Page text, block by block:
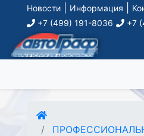
Новости Информация
+7 (499) 191-8036
+7